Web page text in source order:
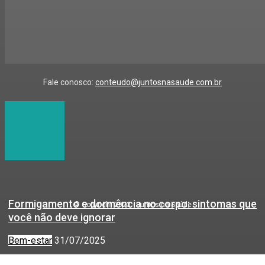
Formigamento e dormência no corpo: sintomas que
você não deve ignorar
Bem-estar 31/07/2025
Fale conosco: conteudo@juntosnasaude.com.br
© Copyright 2023 - Juntos na Saúde